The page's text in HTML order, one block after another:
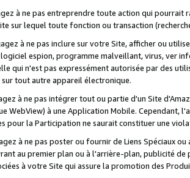
à ne pas entreprendre toute action qui
sur lequel toute fonction ou transaction
à ne pas inclure sur votre Site, afficher ou
espion, programme malveillant, virus, ver
qui n'est pas expressément autorisée par des
tout autre appareil électronique.
à ne pas intégrer tout ou partie d'un Site
WebView) à une Application Mobile. Cependant,
pour la Participation ne saurait constituer une
à ne pas poster ou fournir de Liens Spéciaux
au premier plan ou à l'arrière-plan, publicité
à votre Site qui assure la promotion des